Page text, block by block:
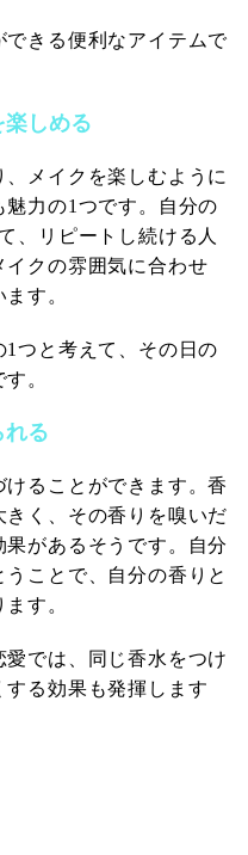
きる便利なアイテムで
しめる
メイクを楽しむように
力の1つです。自分の
、リピートし続ける人
イクの雰囲気に合わせ
す。
つと考えて、その日の
。
れる
ることができます。香
く、その香りを嗅いだ
があるそうです。自分
ことで、自分の香りと
す。
では、同じ香水をつけ
る効果も発揮します